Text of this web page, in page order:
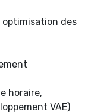
des
horaire,
VAE)